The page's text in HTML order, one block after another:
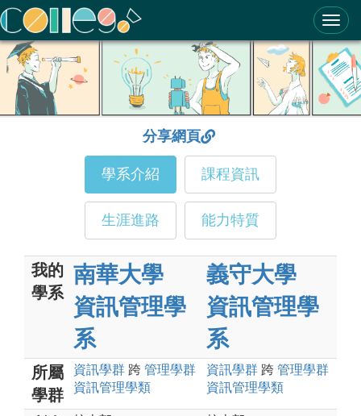
ColleGo! 大學選才與高中育才輔助系統
分享網頁
學系介紹 課程資訊
生涯進路 能力特質
我的
學系
南華大學
資訊管理學
系
義守大學
資訊管理學
系
所屬
學群
資訊學群 跨 管理學群
資訊管理學類
資訊學群 跨 管理學群
資訊管理學類